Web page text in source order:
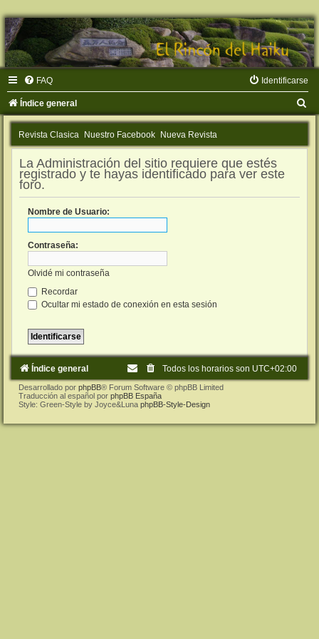
FAQ Identificarse
Índice general
u
Revista Clasica Nuestro Facebook Nueva Revista
La Administración del sitio requiere que estés
registrado y te hayas identificado para ver este
foro.
Nombre de Usuario:
Contraseña:
Olvidé mi contraseña
Recordar
Ocultar mi estado de conexión en esta sesión
Índice general Todos los horarios son UTC+02:00
Desarrollado por phpBB® Forum Software © phpBB Limited
Traducción al español por phpBB España
Style: Green-Style by Joyce&Luna phpBB-Style-Design